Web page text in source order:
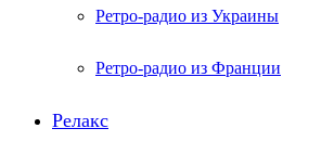
Ретро-радио из Украины
Ретро-радио из Франции
Релакс